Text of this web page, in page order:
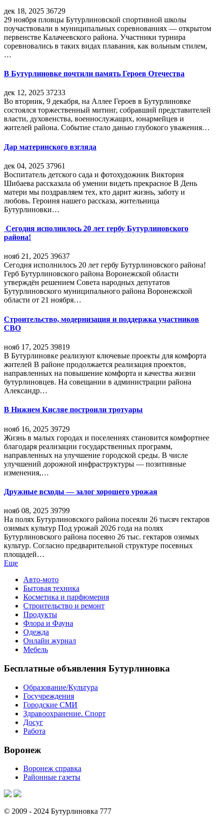
дек 18, 2025 36729
29 ноября пловцы Бутурлиновской спортивной школы
поучаствовали в муниципальных соревнованиях — открытом
первенстве Калачеевского района. Участники турнира
соревновались в таких видах плавания, как вольным стилем,
…
В Бутурлиновке почтили память Героев Отечества
дек 12, 2025 37233
Во вторник, 9 декабря, на Аллее Героев в Бутурлиновке
состоялся торжественный митинг, собравший представителей
власти, духовенства, военнослужащих, юнармейцев и
жителей района. Событие стало данью глубокого уважения…
Дар материнского взгляда
дек 04, 2025 37961
Воспитатель детского сада и фотохудожник Виктория
Шибаева рассказала об умении видеть прекрасное В День
матери мы поздравляем тех, кто дарит жизнь, заботу и
любовь. Героиня нашего рассказа, жительница
Бутурлиновки…
Сегодня исполнилось 20 лет гербу Бутурлиновского
района!
нояб 21, 2025 39637
Сегодня исполнилось 20 лет гербу Бутурлиновского района!
Герб Бутурлиновского района Воронежской области
утверждён решением Совета народных депутатов
Бутурлиновского муниципального района Воронежской
области от 21 ноября…
Строительство, модернизация и поддержка участников
СВО
нояб 17, 2025 39819
В Бутурлиновке реализуют ключевые проекты для комфорта
жителей В районе продолжается реализация проектов,
направленных на повышение комфорта и качества жизни
бутурлиновцев. На совещании в администрации района
Александр…
В Нижнем Кисляе построили тротуары
нояб 16, 2025 39729
Жизнь в малых городах и поселениях становится комфортнее
благодаря реализации государственных программ,
направленных на улучшение городской среды. В числе
улучшений дорожной инфраструктуры — позитивные
изменения,…
Дружные всходы — залог хорошего урожая
нояб 08, 2025 39799
На полях Бутурлиновского района посеяли 26 тысяч гектаров
озимых культур Под урожай 2026 года на полях
Бутурлиновского района посеяно 26 тыс. гектаров озимых
культур. Согласно предварительной структуре посевных
площадей…
Еще
Авто-мото
Бытовая техника
Косметика и парфюмерия
Строительство и ремонт
Продукты
Флора и Фауна
Одежда
Онлайн журнал
Мебель
Бесплатные объявления Бутурлиновка
Образование/Культура
Госучреждения
Городские СМИ
Здравоохранение. Спорт
Досуг
Работа
Воронеж
Воронеж справка
Районные газеты
© 2009 - 2024 Бутурлиновка 777